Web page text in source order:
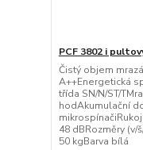
PCF 3802 i
Čistý objem
A++Energetická
třída SN/N/ST/
hodAkumulační
48 dBRozměry (v/
50 kgBarva bílá